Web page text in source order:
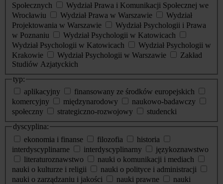
Społecznych
Wydział Prawa i Komunikacji Społecznej we
Wrocławiu
Wydział Prawa w Warszawie
Wydział
Projektowania w Warszawie
Wydział Psychologii i Prawa
w Poznaniu
Wydział Psychologii w Katowicach
Wydział Psychologii w Katowicach
Wydział Psychologii w
Krakowie
Wydział Psychologii w Warszawie
Zakład
Studiów Azjatyckich
typ:
aplikacyjny
finansowany ze środków europejskich
komercyjny
międzynarodowy
naukowo-badawczy
społeczny
strategiczno-rozwojowy
studencki
dyscyplina:
ekonomia i finanse
filozofia
historia
interdyscyplinarne
interdyscyplinarny
językoznawstwo
literaturoznawstwo
nauki o komunikacji i mediach
nauki o kulturze i religii
nauki o polityce i administracji
nauki o zarządzaniu i jakości
nauki prawne
nauki